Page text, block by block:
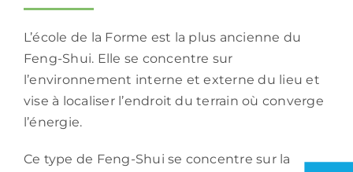
L’école de la Forme est la plus ancienne du
Feng-Shui. Elle se concentre sur
l’environnement interne et externe du lieu et
vise à localiser l’endroit du terrain où converge
l’énergie.
Ce type de Feng-Shui se concentre sur la